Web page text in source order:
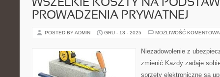
WSZELKIE KOSZTY NA
PROWADZENIA PRYWATNEJ
POSTED BY ADMIN GRU - 13 - 2025 MOŻLIWOŚĆ
Niezadowolenie z
zmienić Każdy zadaje
sprzęty elektroniczne są